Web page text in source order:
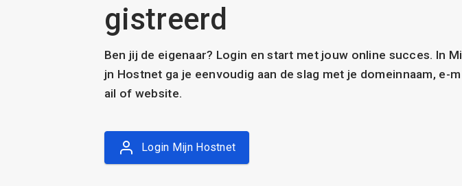
gistreerd
Ben jij de eigenaar? Login en start met jouw online succes. In Mi
jn Hostnet ga je eenvoudig aan de slag met je domeinnaam, e-m
ail of website.
Login Mijn Hostnet